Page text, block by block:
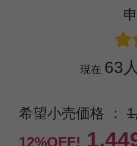
現在 63人
希望小売価格 ：
12%OFF!